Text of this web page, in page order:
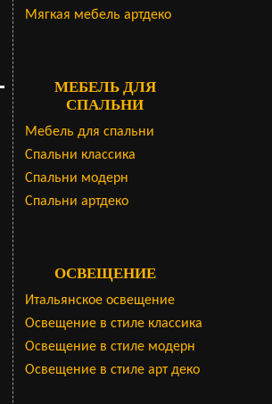
Мягкая мебель артдеко
МЕБЕЛЬ ДЛЯ
СПАЛЬНИ
Мебель для спальни
Cпальни классика
Спальни модерн
Спальни артдеко
ОСВЕЩЕНИЕ
Итальянское освещение
Освещение в стиле классика
Освещение в стиле модерн
Освещение в стиле арт деко